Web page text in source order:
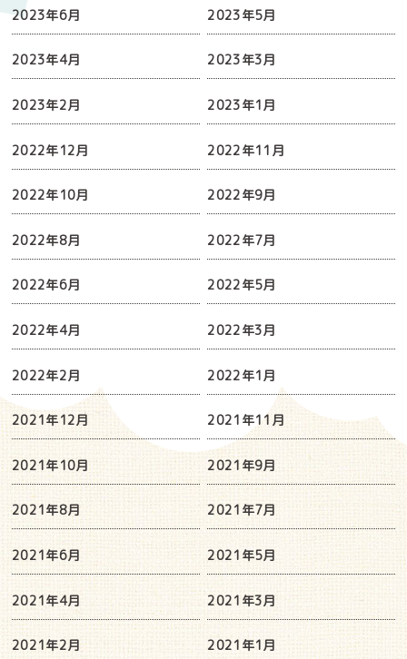
2023年6月 2023年5月
2023年4月 2023年3月
2023年2月 2023年1月
2022年12月 2022年11月
2022年10月 2022年9月
2022年8月 2022年7月
2022年6月 2022年5月
2022年4月 2022年3月
2022年2月 2022年1月
2021年12月 2021年11月
2021年10月 2021年9月
2021年8月 2021年7月
2021年6月 2021年5月
2021年4月 2021年3月
2021年2月 2021年1月